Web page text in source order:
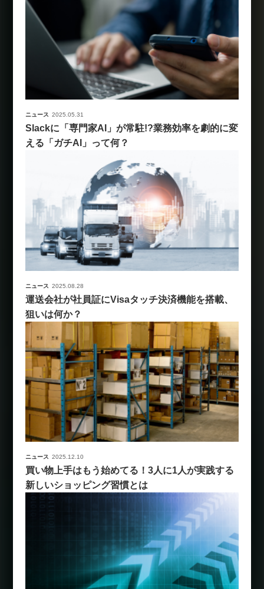
ニュース 2025.05.31
Slackに「専門家AI」が常駐!?業務効率を劇的に変
える「ガチAI」って何？
ニュース 2025.08.28
運送会社が社員証にVisaタッチ決済機能を搭載、
狙いは何か？
ニュース 2025.12.10
買い物上手はもう始めてる！3人に1人が実践する
新しいショッピング習慣とは